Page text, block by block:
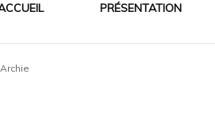
PRÉSENTATION